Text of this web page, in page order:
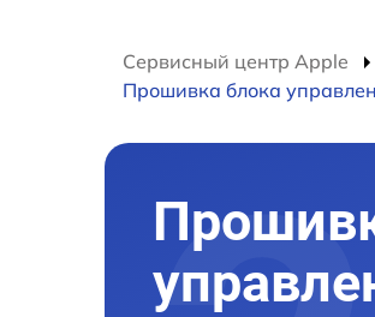
Сервисный центр Apple
Прошивка блока